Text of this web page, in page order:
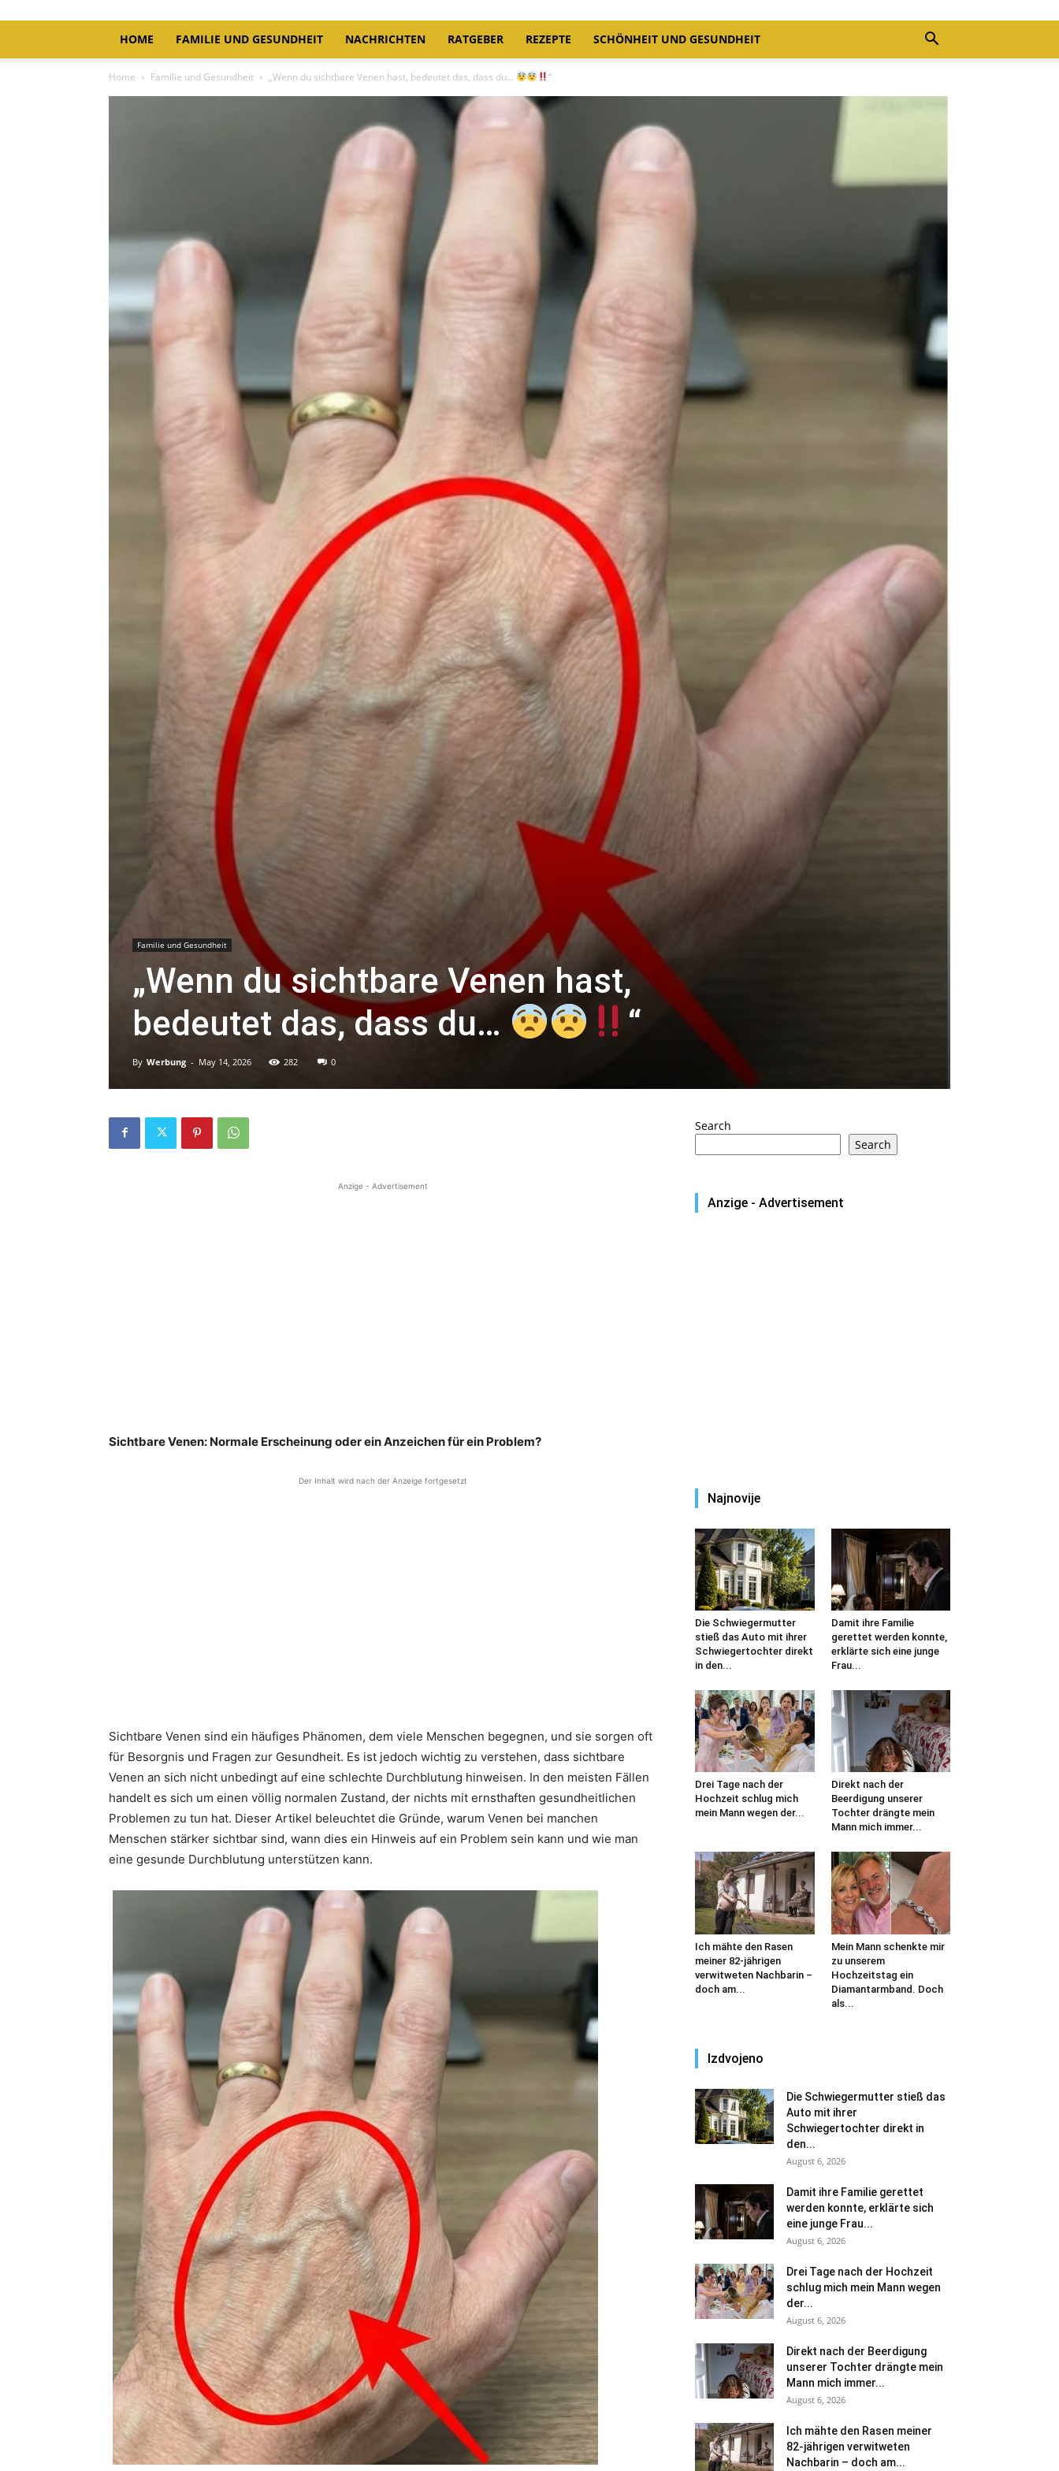
HOME FAMILIE UND GESUNDHEIT NACHRICHTEN RATGEBER REZEPTE SCHÖNHEIT UND GESUNDHEIT
Home Familie und Gesundheit „Wenn du sichtbare Venen hast, bedeutet das, dass du… “
Familie und Gesundheit
„Wenn du sichtbare Venen hast,
bedeutet das, dass du…
“
By Werbung - May 14, 2026 282 0
Anzige - Advertisement
Sichtbare Venen: Normale Erscheinung oder ein Anzeichen für ein Problem?
Der Inhalt wird nach der Anzeige fortgesetzt
Sichtbare Venen sind ein häufiges Phänomen, dem viele Menschen begegnen, und sie sorgen oft
für Besorgnis und Fragen zur Gesundheit. Es ist jedoch wichtig zu verstehen, dass sichtbare
Venen an sich nicht unbedingt auf eine schlechte Durchblutung hinweisen. In den meisten Fällen
handelt es sich um einen völlig normalen Zustand, der nichts mit ernsthaften gesundheitlichen
Problemen zu tun hat. Dieser Artikel beleuchtet die Gründe, warum Venen bei manchen
Menschen stärker sichtbar sind, wann dies ein Hinweis auf ein Problem sein kann und wie man
eine gesunde Durchblutung unterstützen kann.
Search
Search
Anzige - Advertisement
Najnovije
Die Schwiegermutter
stieß das Auto mit ihrer
Schwiegertochter direkt
in den...
Damit ihre Familie
gerettet werden konnte,
erklärte sich eine junge
Frau...
Drei Tage nach der
Hochzeit schlug mich
mein Mann wegen der...
Direkt nach der
Beerdigung unserer
Tochter drängte mein
Mann mich immer...
Ich mähte den Rasen
meiner 82-jährigen
verwitweten Nachbarin –
doch am...
Mein Mann schenkte mir
zu unserem
Hochzeitstag ein
Diamantarmband. Doch
als...
Izdvojeno
Die Schwiegermutter stieß das
Auto mit ihrer
Schwiegertochter direkt in
den...
August 6, 2026
Damit ihre Familie gerettet
werden konnte, erklärte sich
eine junge Frau...
August 6, 2026
Drei Tage nach der Hochzeit
schlug mich mein Mann wegen
der...
August 6, 2026
Direkt nach der Beerdigung
unserer Tochter drängte mein
Mann mich immer...
August 6, 2026
Ich mähte den Rasen meiner
82-jährigen verwitweten
Nachbarin – doch am...